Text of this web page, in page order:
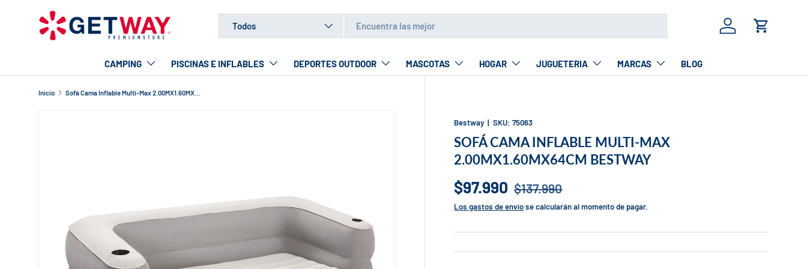
IR AL CONTENIDO Todos Iniciar sesión
Carrito
CAMPING PISCINAS E INFLABLES DEPORTES OUTDOOR MASCOTAS HOGAR JUGUETERIA MARCAS BLOG
Inicio Sofá Cama Inflable Multi-Max 2.00MX1.60MX64Cm Bestway
Bestway |SKU: 75063
SOFÁ CAMA INFLABLE MULTI-MAX
2.00MX1.60MX64CM BESTWAY
$97.990 $137.990
Los gastos de envíose calcularán al momento de pagar.